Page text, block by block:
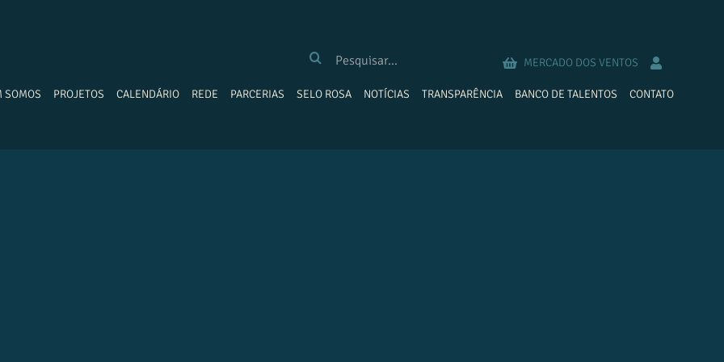
RESULTADOS
MERCADO DOS VENTOS
SOMOS PROJETOS CALENDÁRIO REDE PARCERIAS SELO ROSA NOTÍCIAS TRANSPARÊNCIA BANCO DE TALENTOS CONTATO